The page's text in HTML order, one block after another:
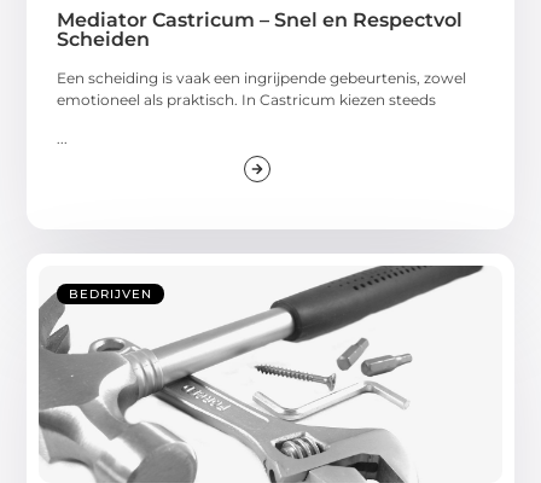
Mediator Castricum – Snel en Respectvol
Scheiden
Een scheiding is vaak een ingrijpende gebeurtenis, zowel
emotioneel als praktisch. In Castricum kiezen steeds
...
BEDRIJVEN